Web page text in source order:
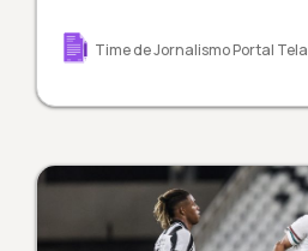
Time de Jornalismo Portal Tela